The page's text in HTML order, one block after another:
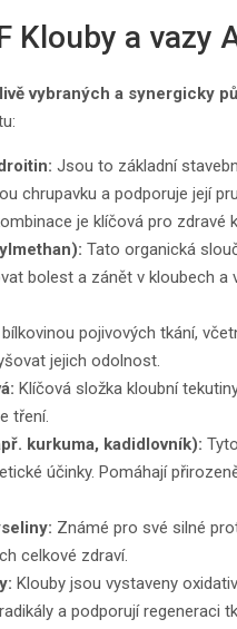
Klouby a vazy
vybraných a synergicky
Jsou to základní
chrupavku a podporuje její
je klíčová pro zdravé
Tato organická
bolest a zánět v kloubech
pojivových tkání,
jejich odolnost.
Klíčová složka kloubní
tření.
kurkuma, kadidlovník):
účinky. Pomáhají
Známé pro své silné
celkové zdraví.
Klouby jsou vystaveny
a podporují regeneraci